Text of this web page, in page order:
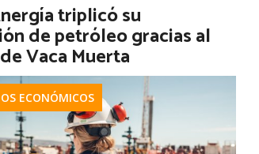
triplicó su
de petróleo gracias al
Vaca Muerta
ECONÓMICOS